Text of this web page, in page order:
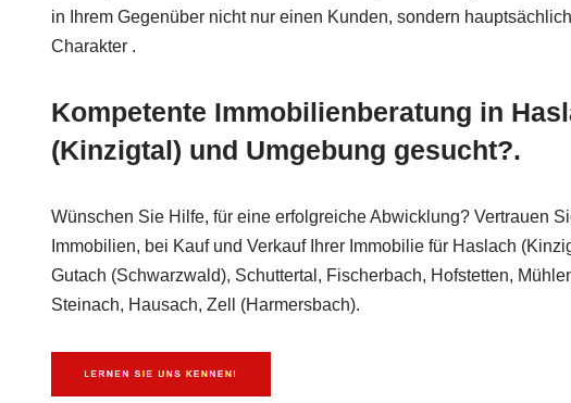
in Ihrem Gegenüber nicht nur einen Kunden, sondern
Charakter .
Kompetente Immobilienberatung in
(Kinzigtal) und Umgebung gesucht?.
Wünschen Sie Hilfe, für eine erfolgreiche Abwicklung? Vertrauen
Immobilien, bei Kauf und Verkauf Ihrer Immobilie für Haslach
Gutach (Schwarzwald), Schuttertal, Fischerbach, Hofstetten,
Steinach, Hausach, Zell (Harmersbach).